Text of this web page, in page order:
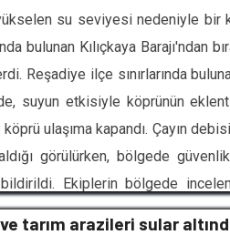
su seviyesi nedeniyle bir
bulunan Kılıçkaya Barajı'ndan
Reşadiye ilçe sınırlarında
suyun etkisiyle köprünün
ulaşıma kapandı. Çayın
görülürken, bölgede güvenlik
Ekiplerin bölgede
tarım arazileri sular